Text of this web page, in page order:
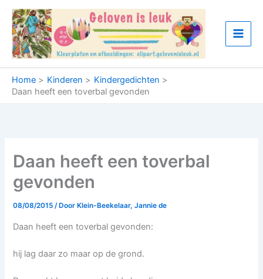
naar
inhoud
Home Kinderen
Kindergedichten
Daan heeft een toverbal gevonden
Daan heeft een toverbal
gevonden
08/08/2015/ Door Klein-Beekelaar, Jannie de
Daan heeft een toverbal gevonden:
hij lag daar zo maar op de grond.